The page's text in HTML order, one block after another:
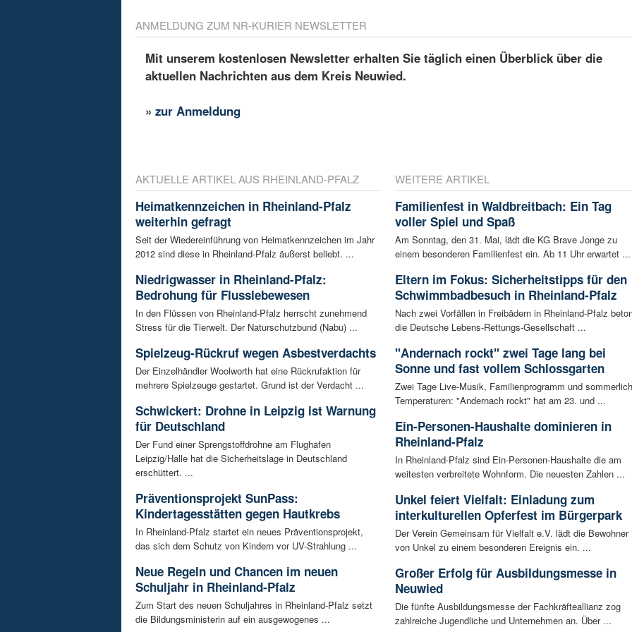
ANMELDUNG ZUM NR-KURIER NEWSLETTER
Mit unserem kostenlosen Newsletter erhalten Sie täglich einen Überblick über die
aktuellen Nachrichten aus dem Kreis Neuwied.
»zur Anmeldung
AKTUELLE ARTIKEL AUS RHEINLAND-PFALZ
Heimatkennzeichen in Rheinland-Pfalz
weiterhin gefragt
Seit der Wiedereinführung von Heimatkennzeichen im Jahr
2012 sind diese in Rheinland-Pfalz äußerst beliebt. ...
Niedrigwasser in Rheinland-Pfalz:
Bedrohung für Flusslebewesen
In den Flüssen von Rheinland-Pfalz herrscht zunehmend
Stress für die Tierwelt. Der Naturschutzbund (Nabu) ...
Spielzeug-Rückruf wegen Asbestverdachts
Der Einzelhändler Woolworth hat eine Rückrufaktion für
mehrere Spielzeuge gestartet. Grund ist der Verdacht ...
Schwickert: Drohne in Leipzig ist Warnung
für Deutschland
Der Fund einer Sprengstoffdrohne am Flughafen
Leipzig/Halle hat die Sicherheitslage in Deutschland
erschüttert. ...
Präventionsprojekt SunPass:
Kindertagesstätten gegen Hautkrebs
In Rheinland-Pfalz startet ein neues Präventionsprojekt,
das sich dem Schutz von Kindern vor UV-Strahlung ...
Neue Regeln und Chancen im neuen
Schuljahr in Rheinland-Pfalz
Zum Start des neuen Schuljahres in Rheinland-Pfalz setzt
die Bildungsministerin auf ein ausgewogenes ...
WEITERE ARTIKEL
Familienfest in Waldbreitbach: Ein Tag
voller Spiel und Spaß
Am Sonntag, den 31. Mai, lädt die KG Brave Jonge zu
einem besonderen Familienfest ein. Ab 11 Uhr erwartet ...
Eltern im Fokus: Sicherheitstipps für den
Schwimmbadbesuch in Rheinland-Pfalz
Nach zwei Vorfällen in Freibädern in Rheinland-Pfalz
die Deutsche Lebens-Rettungs-Gesellschaft ...
"Andernach rockt" zwei Tage lang bei
Sonne und fast vollem Schlossgarten
Zwei Tage Live-Musik, Familienprogramm und
Temperaturen: "Andernach rockt" hat am 23. und ...
Ein-Personen-Haushalte dominieren in
Rheinland-Pfalz
In Rheinland-Pfalz sind Ein-Personen-Haushalte die am
weitesten verbreitete Wohnform. Die neuesten Zahlen ...
Unkel feiert Vielfalt: Einladung zum
interkulturellen Opferfest im Bürgerpark
Der Verein Gemeinsam für Vielfalt e.V. lädt die Bewohner
von Unkel zu einem besonderen Ereignis ein. ...
Großer Erfolg für Ausbildungsmesse in
Neuwied
Die fünfte Ausbildungsmesse der Fachkräfteallianz zog
zahlreiche Jugendliche und Unternehmen an. Über ...